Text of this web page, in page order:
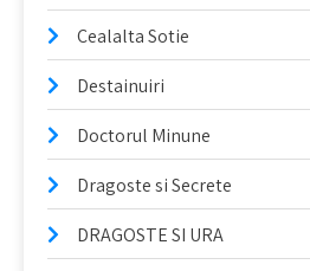
Cealalta Sotie
Destainuiri
Doctorul Minune
Dragoste si Secrete
DRAGOSTE SI URA